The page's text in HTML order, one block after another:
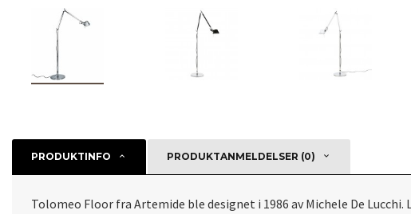
PRODUKTINFO PRODUKTANMELDELSER (0)
Tolomeo Floor fra Artemide ble designet i 1986 av Michele De